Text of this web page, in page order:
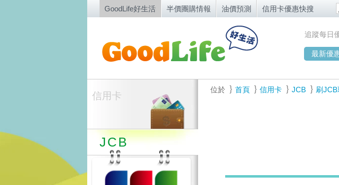
GoodLife好生活 半價團購情報 油價預測 信用卡優惠快搜
追蹤每日
最新優
信用卡
JCB
位於 首頁 信用卡 JCB 刷